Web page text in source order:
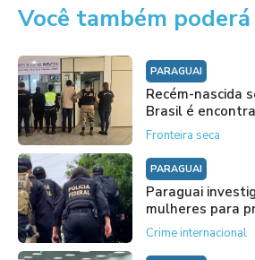
Você também
PARAGUAI
Recém-nascida
Brasil é
Fronteira seca
PARAGUAI
Paraguai
mulheres para
Crime internacional